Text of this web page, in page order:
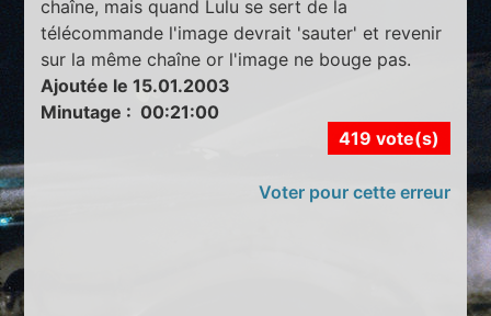
chaîne, mais quand Lulu se sert de la
télécommande l'image devrait 'sauter' et revenir
sur la même chaîne or l'image ne bouge pas.
Ajoutée le 15.01.2003
Minutage : 00:21:00
419 vote(s)
Voter pour cette erreur